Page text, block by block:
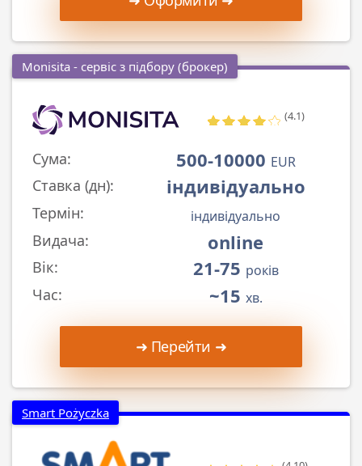
Monisita - сервіс з підбору (брокер)
(4.1)
Сума: 500-10000 EUR
Ставка (дн): індивідуально
Термін: індивідуально
Видача: online
Вік: 21-75 років
Час: ~15 хв.
➜ Перейти ➜
Smart Pożyczka